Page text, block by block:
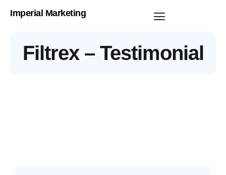
Imperial Marketing
Filtrex – Testimonial